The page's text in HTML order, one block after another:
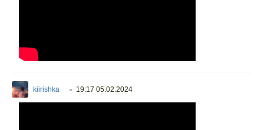
kiirishka ○ 19:17 05.02.2024